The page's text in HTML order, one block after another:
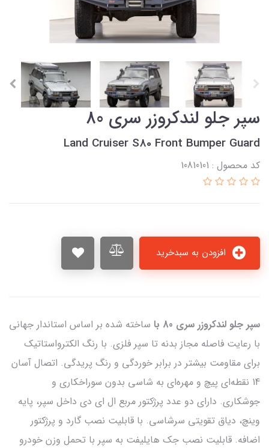
سپر جلو لندکروزر سری 80
Land Cruiser S80 Front Bumper Guard
کد محصول : 10810101
سپر جلو لندکروزر سری 80 با
ساخته شده بر اساس استاندار جهانی
با رعایت فاصله مجاز بدنه تا سپر فلزی. با رنگ الکترواستاتیک
برای مقاومت بیشتر در برابر خوردگی و رنگ پریدگی. اتصال آسان
14 نقطه‌ای پیچ و مهره‌ای به شاسی بدون سوراخکاری و
جوشکاری. دارای دو عدد پرژکتور مربع ال ای دی داخل سپر، پایه
وینچ، دیاق تقویتی سرشاسی. با قابلیت نصب گارد و پرژکتور
اضافه. قابلیت نصب جک هایلیفت به سپر با تحمل وزن خودرو